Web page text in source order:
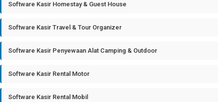
Software Kasir Homestay & Guest House
Software Kasir Travel & Tour Organizer
Software Kasir Penyewaan Alat Camping & Outdoor
Software Kasir Rental Motor
Software Kasir Rental Mobil